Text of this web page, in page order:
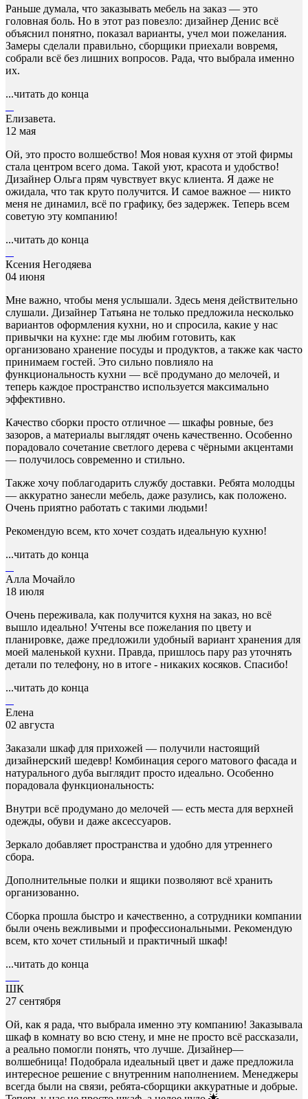
Раньше думала, что заказывать мебель на заказ — это
головная боль. Но в этот раз повезло: дизайнер Денис всё
объяснил понятно, показал варианты, учел мои пожелания.
Замеры сделали правильно, сборщики приехали вовремя,
собрали всё без лишних вопросов. Рада, что выбрала именно
их.
...читать до конца
Елизавета.
12 мая
Ой, это просто волшебство! Моя новая кухня от этой фирмы
стала центром всего дома. Такой уют, красота и удобство!
Дизайнер Ольга прям чувствует вкус клиента. Я даже не
ожидала, что так круто получится. И самое важное — никто
меня не динамил, всё по графику, без задержек. Теперь всем
советую эту компанию!
...читать до конца
Ксения Негодяева
04 июня
Мне важно, чтобы меня услышали. Здесь меня действительно
слушали. Дизайнер Татьяна не только предложила несколько
вариантов оформления кухни, но и спросила, какие у нас
привычки на кухне: где мы любим готовить, как
организовано хранение посуды и продуктов, а также как часто
принимаем гостей. Это сильно повлияло на
функциональность кухни — всё продумано до мелочей, и
теперь каждое пространство используется максимально
эффективно.
Качество сборки просто отличное — шкафы ровные, без
зазоров, а материалы выглядят очень качественно. Особенно
порадовало сочетание светлого дерева с чёрными акцентами
— получилось современно и стильно.
Также хочу поблагодарить службу доставки. Ребята молодцы
— аккуратно занесли мебель, даже разулись, как положено.
Очень приятно работать с такими людьми!
Рекомендую всем, кто хочет создать идеальную кухню!
...читать до конца
Алла Мочайло
18 июля
Очень переживала, как получится кухня на заказ, но всё
вышло идеально! Учтены все пожелания по цвету и
планировке, даже предложили удобный вариант хранения для
моей маленькой кухни. Правда, пришлось пару раз уточнять
детали по телефону, но в итоге - никаких косяков. Спасибо!
...читать до конца
Елена
02 августа
Заказали шкаф для прихожей — получили настоящий
дизайнерский шедевр! Комбинация серого матового фасада и
натурального дуба выглядит просто идеально. Особенно
порадовала функциональность:
Внутри всё продумано до мелочей — есть места для верхней
одежды, обуви и даже аксессуаров.
Зеркало добавляет пространства и удобно для утреннего
сбора.
Дополнительные полки и ящики позволяют всё хранить
организованно.
Сборка прошла быстро и качественно, а сотрудники компании
были очень вежливыми и профессиональными. Рекомендую
всем, кто хочет стильный и практичный шкаф!
...читать до конца
ШК
27 сентября
Ой, как я рада, что выбрала именно эту компанию! Заказывала
шкаф в комнату во всю стену, и мне не просто всё рассказали,
а реально помогли понять, что лучше. Дизайнер—
волшебница! Подобрала идеальный цвет и даже предложила
интересное решение с внутренним наполнением. Менеджеры
всегда были на связи, ребята-сборщики аккуратные и добрые.